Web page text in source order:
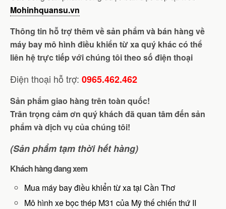
Mohinhquansu.vn
Thông tin hỗ trợ thêm về sản phẩm và bán hàng về
máy bay mô hình điều khiển từ xa quý khác có thể
liên hệ trực tiếp với chúng tôi theo số điện thoại
Điện thoại hỗ trợ: 0965.462.462
Sản phẩm giao hàng trên toàn quốc!
Trân trọng cảm ơn quý khách đã quan tâm đến sản
phẩm và dịch vụ của chúng tôi!
(Sản phẩm tạm thời hết hàng)
Khách hàng đang xem
Mua máy bay điều khiển từ xa tại Cần Thơ
Mô hình xe bọc thép M31 của Mỹ thế chiến thứ II